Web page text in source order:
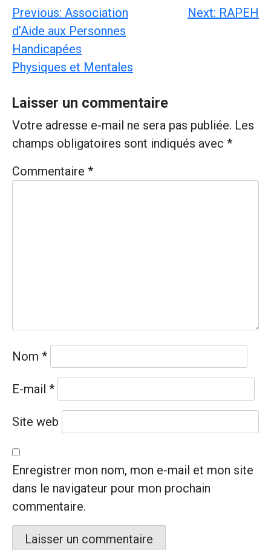
Navigation
de
l’article
Previous: Association
d’Aide aux Personnes
Handicapées
Physiques et Mentales
Next: RAPEH
Laisser un commentaire
Votre adresse e-mail ne sera pas publiée. Les
champs obligatoires sont indiqués avec *
Commentaire *
Nom *
E-mail *
Site web
Enregistrer mon nom, mon e-mail et mon site
dans le navigateur pour mon prochain
commentaire.